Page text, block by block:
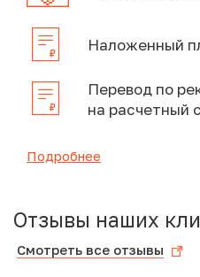
Наложенный
Перевод по
на расчетный
Подробнее
Отзывы наших
Смотреть все отзывы